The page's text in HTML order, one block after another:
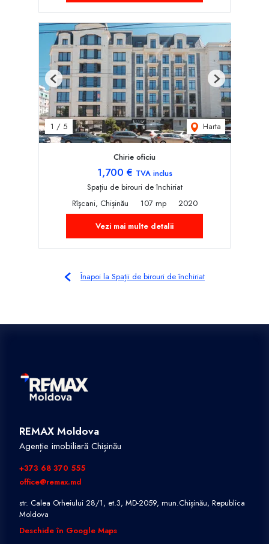
1 / 5 Harta
Previous Next
Chirie oficiu
1,700 € TVA inclus
Spațiu de birouri de închiriat
Rîșcani, Chișinău
107 mp
2020
Vezi mai multe detalii
Înapoi la Spații de birouri de închiriat
REMAX Moldova
Agenție imobiliară Chișinău
+373 68 370 555
office@remax.md
str. Calea Orheiului 28/1, et.3, MD-2059, mun.Chișinău, Republica
Moldova
Deschide în Google Maps